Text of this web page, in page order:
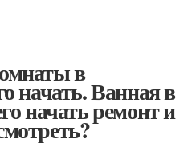
в
начать. Ванная в
начать ремонт и